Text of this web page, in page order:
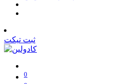
ثبت تیکت
0